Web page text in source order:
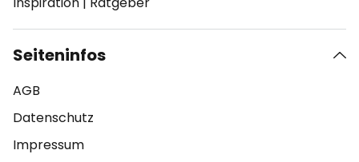
Seiteninfos
AGB
Datenschutz
Impressum